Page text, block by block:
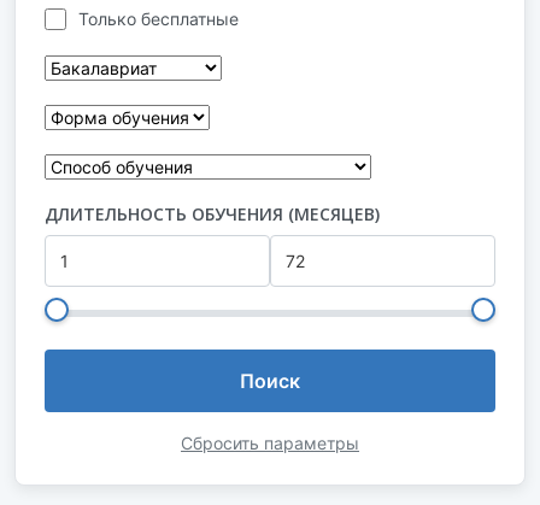
Только бесплатные
ДЛИТЕЛЬНОСТЬ ОБУЧЕНИЯ (МЕСЯЦЕВ)
Поиск
Сбросить параметры